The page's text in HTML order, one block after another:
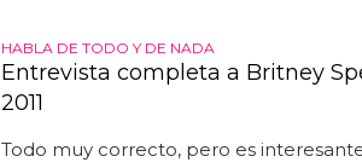
HABLA DE TODO Y DE NADA
Entrevista completa a Britney
2011
Todo muy correcto, pero es